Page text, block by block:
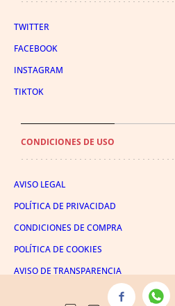
TWITTER
FACEBOOK
INSTAGRAM
TIKTOK
CONDICIONES DE USO
AVISO LEGAL
POLÍTICA DE PRIVACIDAD
CONDICIONES DE COMPRA
POLÍTICA DE COOKIES
AVISO DE TRANSPARENCIA
ADMINISTRACIÓN UTIQ